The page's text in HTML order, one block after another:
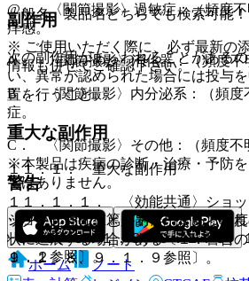
@． 〈関節撮影〉過敏症：（頻度不
痒感。
A． 〈関節撮影〉消化器：（頻度不
B． 〈関節撮影〉内分泌系：（頻度
症。
C． 〈関節撮影〉その他：（頻度不
警告
ショック等の重篤な副作用があらわ
−８．３、９．１．８、９．１．９、
１．２参照〕。
副作用
次の副作用があらわれることがある
い、異常が認められた場合には投与
置を行うこと。
重大な副作用
１１．１． 重大な副作用
１１．１．１． 〈効能共通〉ショ
ックを起こすことがある。また、軽
状に進展する場合がある〔１．警告
９．１．８、９．１．９参照〕。
一般名、製品名どちらでも検索可能！
※ ご使用いただく際に、必ず最新の
情報も併せてご確認下さい。
※本製品は疾病の診断・治療・予防
ではありません。
ホーム
ノート